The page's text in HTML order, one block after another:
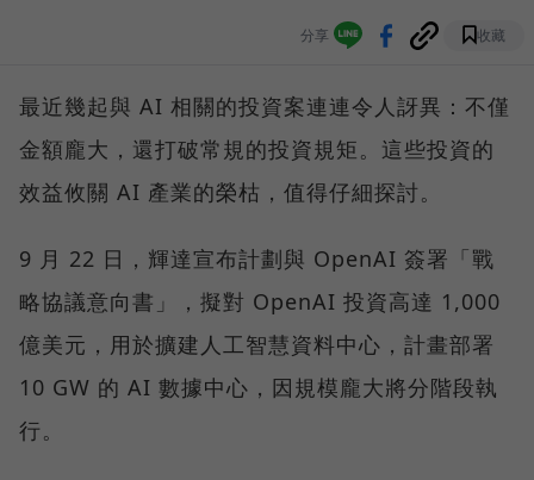
分享 收藏
最近幾起與 AI 相關的投資案連連令人訝異：不僅
金額龐大，還打破常規的投資規矩。這些投資的
效益攸關 AI 產業的榮枯，值得仔細探討。
9 月 22 日，輝達宣布計劃與 OpenAI 簽署「戰
略協議意向書」，擬對 OpenAI 投資高達 1,000
億美元，用於擴建人工智慧資料中心，計畫部署
10 GW 的 AI 數據中心，因規模龐大將分階段執
行。